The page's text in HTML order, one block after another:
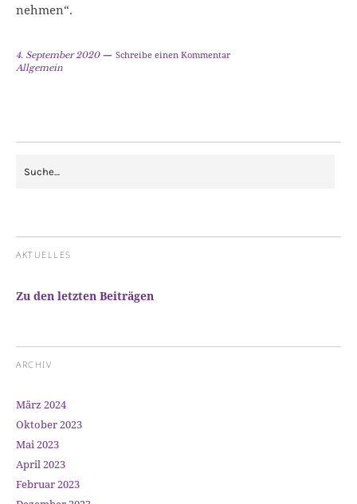
nehmen“.
4. September 2020 Schreibe einen Kommentar
Allgemein
AKTUELLES
Zu den letzten Beiträgen
ARCHIV
März 2024
Oktober 2023
Mai 2023
April 2023
Februar 2023